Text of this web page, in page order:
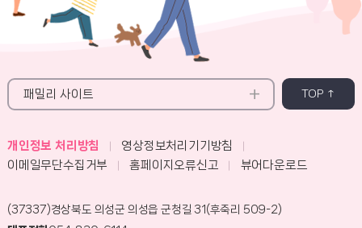
개인정보 처리방침
영상정보처리기기방침
이메일무단수집거부
홈페이지오류신고 뷰어다운로드
(37337)경상북도 의성군 의성읍 군청길 31(후죽리 509-2)
패밀리 사이트 TOP ↑